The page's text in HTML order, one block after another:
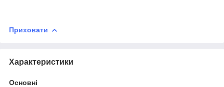
Приховати
Характеристики
Основні